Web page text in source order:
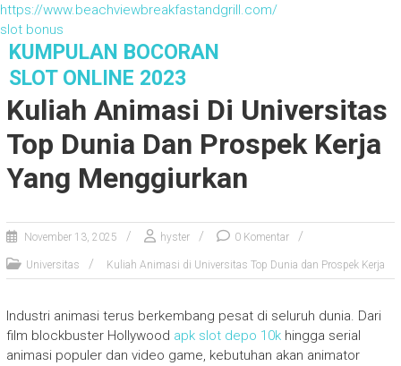
https://www.beachviewbreakfastandgrill.com/
slot bonus
c
e
KUMPULAN BOCORAN
SLOT ONLINE 2023
Kuliah Animasi Di Universitas
Top Dunia Dan Prospek Kerja
Yang Menggiurkan
November 13, 2025 hyster 0 Komentar
Universitas Kuliah Animasi di Universitas Top Dunia dan Prospek Kerja
Industri animasi terus berkembang pesat di seluruh dunia. Dari
film blockbuster Hollywood apk slot depo 10khingga serial
animasi populer dan video game, kebutuhan akan animator